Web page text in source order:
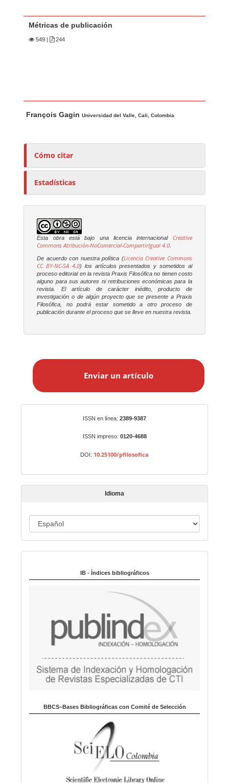
Métricas de publicación
549 | 244
u
o
e
/
a
François GaginUniversidad del Valle, Cali, Colombia
Cómo citar
Estadísticas
Esta obra está bajo una licencia internacional
Creative
Commons Atribución-NoComercial-CompartirIgual 4.0
De acuerdo con nuestra política (Licencia Creative Commons
CC BY-NC-SA 4.0) los artículos presentados y sometidos al
proceso editorial en la revistaPraxis Filosófica no tienen costo
alguno para sus autores ni retribuciones económicas para la
revista. El artículo de carácter inédito, producto de
investigación o de algún proyecto que se presente a Praxis
Filosófica , no podrá estar sometido a otro proceso de
publicación durante el proceso que se lleve en nuestra revista.
a
t
í
o
Enviar un artículo
ISSN en línea: 2389-9387
ISSN impreso: 0120-4688
DOI: 10.25100/pfilosofica
Idioma
d
m
IB - Índices bibliográficos
BBCS–Bases Bibliográficas con Comité de Selección